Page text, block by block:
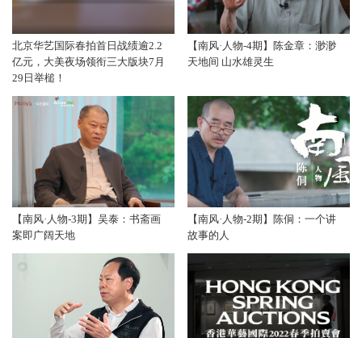
北京华艺国际春拍首日战绩逾2.2
亿元，大美夜场领衔三大版块7月
29日举槌！
【南风·人物-4期】陈金章：渺渺
天地间 山水雄灵生
【南风·人物-3期】吴泰：书斋画
案即广阔天地
【南风·人物-2期】陈侗：一个讲
故事的人